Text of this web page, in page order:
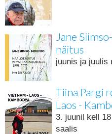
Jane
näitus
juunis ja juulis
Tiina Pargi
Laos -
3. juunil kell
saalis